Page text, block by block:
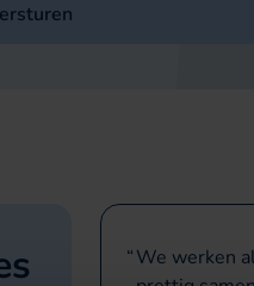
We werken